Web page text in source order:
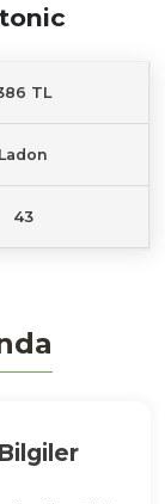
TL
Ladon
43